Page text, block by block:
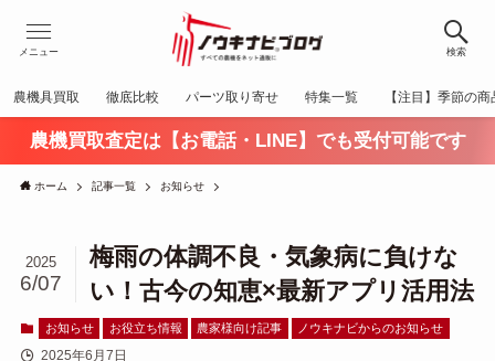
検索
メニュー
農機具買取 徹底比較 パーツ取り寄せ 特集一覧 【注目】季節の商
農機買取査定は【お電話・LINE】でも受付可能です
ホーム 記事一覧 お知らせ
梅雨の体調不良・気象病に負けな
い！古今の知恵×最新アプリ活用法
2025
6/07
お知らせ お役立ち情報 農家様向け記事 ノウキナビからのお知らせ
2025年6月7日